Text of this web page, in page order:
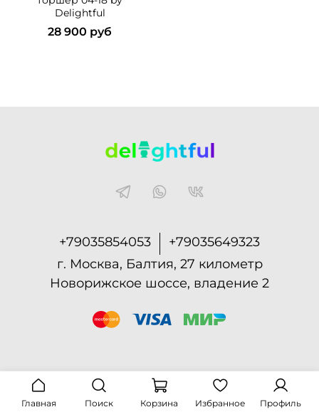
Delightful
28 900 руб
+79035854053
+79035649323
г. Москва, Балтия, 27 километр
Новорижское шоссе, владение 2
Главная Поиск Корзина Избранное Профиль